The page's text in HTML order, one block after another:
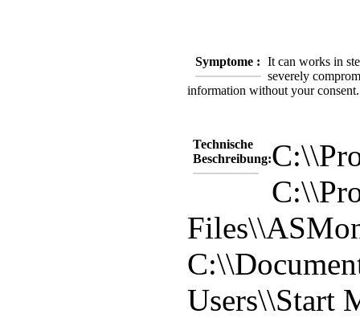
Symptome : It can works in
severely
information without your consent.
Technische
Beschreibung:
Users\\Start